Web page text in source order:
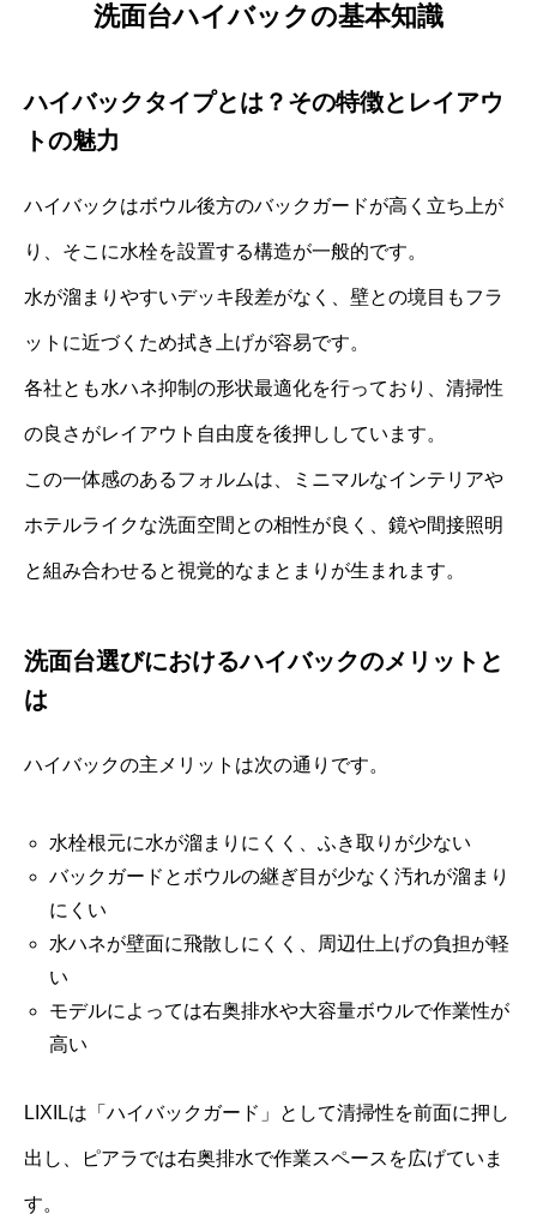
洗面台ハイバックの基本知識
ハイバックタイプとは？その特徴とレイアウ
トの魅力
ハイバックはボウル後方のバックガードが高く立ち上が
り、そこに水栓を設置する構造が一般的です。
水が溜まりやすいデッキ段差がなく、壁との境目もフラ
ットに近づくため拭き上げが容易です。
各社とも水ハネ抑制の形状最適化を行っており、清掃性
の良さがレイアウト自由度を後押ししています。
この一体感のあるフォルムは、ミニマルなインテリアや
ホテルライクな洗面空間との相性が良く、鏡や間接照明
と組み合わせると視覚的なまとまりが生まれます。
洗面台選びにおけるハイバックのメリットと
は
ハイバックの主メリットは次の通りです。
水栓根元に水が溜まりにくく、ふき取りが少ない
バックガードとボウルの継ぎ目が少なく汚れが溜まり
にくい
水ハネが壁面に飛散しにくく、周辺仕上げの負担が軽
い
モデルによっては右奥排水や大容量ボウルで作業性が
高い
LIXILは「ハイバックガード」として清掃性を前面に押し
出し、ピアラでは右奥排水で作業スペースを広げていま
す。